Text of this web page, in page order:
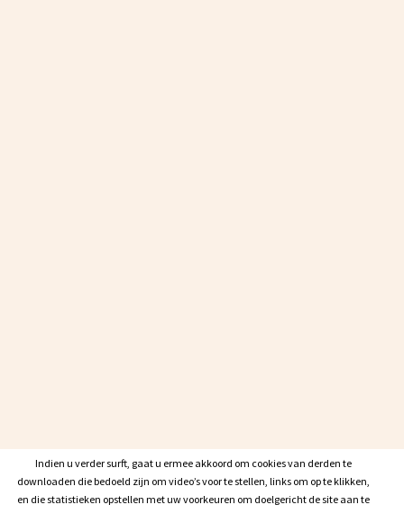
Indien u verder surft, gaat u ermee akkoord om cookies van derden te
downloaden die bedoeld zijn om video’s voor te stellen, links om op te klikken,
en die statistieken opstellen met uw voorkeuren om doelgericht de site aan te
Indien u verder surft, gaat u ermee akkoord om cookies van derden te
downloaden die bedoeld zijn om video’s voor te stellen, links om op te klikken,
en die statistieken opstellen met uw voorkeuren om doelgericht de site aan te